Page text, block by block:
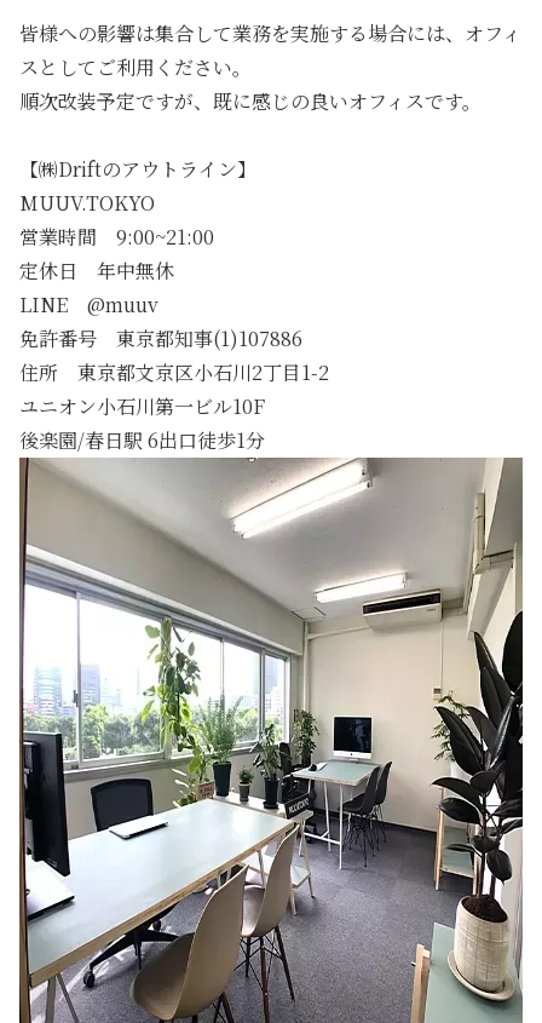
皆様への影響は集合して業務を実施する場合には、オフィ
スとしてご利用ください。
順次改装予定ですが、既に感じの良いオフィスです。
【㈱Driftのアウトライン】
MUUV.TOKYO
営業時間 9:00~21:00
定休日 年中無休
LINE @muuv
免許番号 東京都知事(1)107886
住所 東京都文京区小石川2丁目1-2
ユニオン小石川第一ビル10F
後楽園/春日駅 6出口徒歩1分